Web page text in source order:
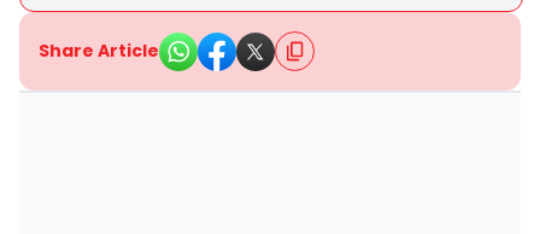
Share Article